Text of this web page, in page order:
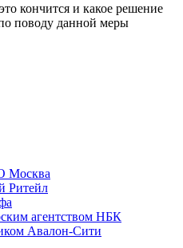
кончится и какое решение
поводу данной меры
Москва
Ритейл
агентством НБК
Авалон-Сити